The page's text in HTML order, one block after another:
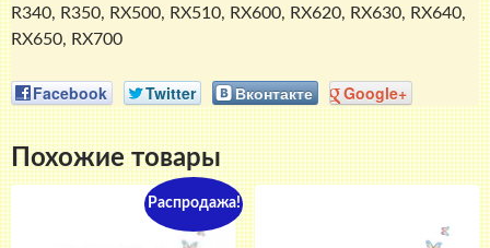
R340, R350, RX500, RX510, RX600, RX620, RX630, RX640,
RX650, RX700
Facebook Twitter Вконтакте Google+
Похожие товары
Распродажа!